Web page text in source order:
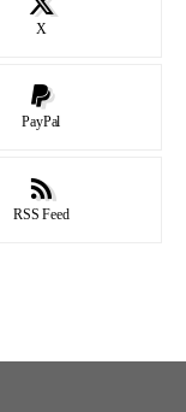
X
PayPal
RSS Feed